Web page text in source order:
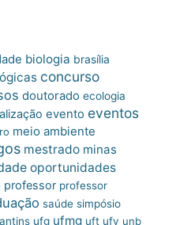
biologia brasília
concurso
doutorado ecologia
evento eventos
meio ambiente
mestrado minas
oportunidades
professor professor
saúde simpósio
ufg ufmg uft ufv unb